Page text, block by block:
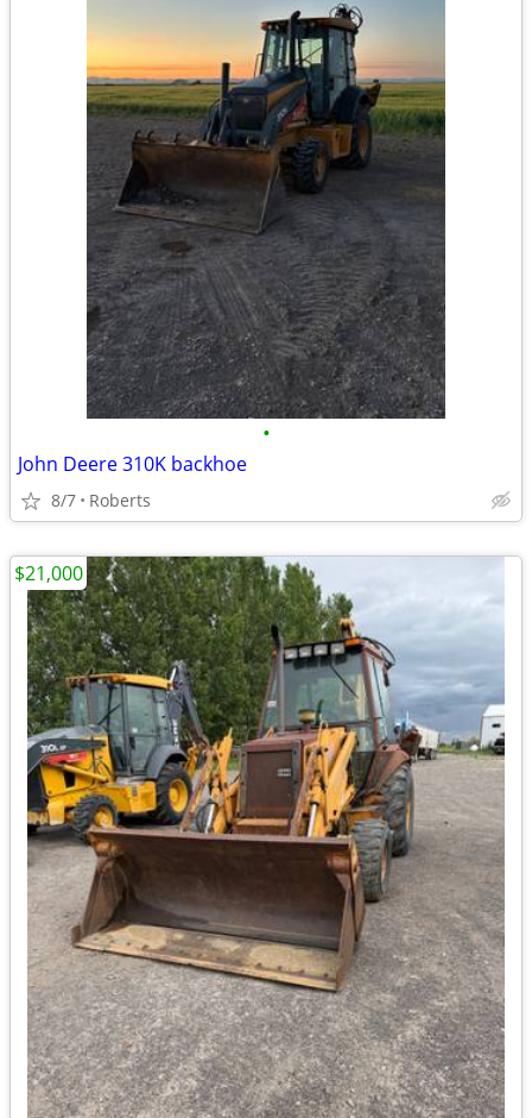
•
John Deere 310K backhoe
8/7 Roberts
$21,000